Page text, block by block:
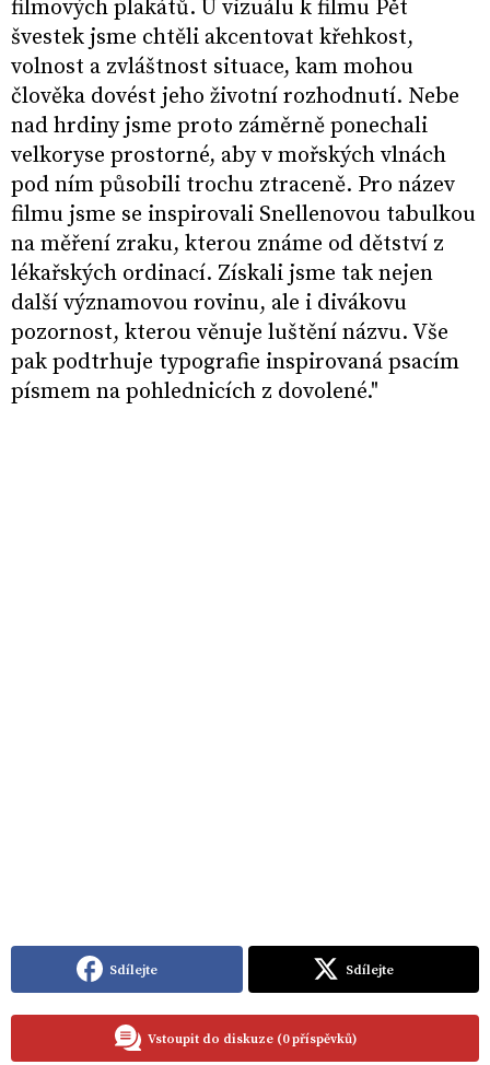
filmových plakátů. U vizuálu k filmu Pět
švestek jsme chtěli akcentovat křehkost,
volnost a zvláštnost situace, kam mohou
člověka dovést jeho životní rozhodnutí. Nebe
nad hrdiny jsme proto záměrně ponechali
velkoryse prostorné, aby v mořských vlnách
pod ním působili trochu ztraceně. Pro název
filmu jsme se inspirovali Snellenovou tabulkou
na měření zraku, kterou známe od dětství z
lékařských ordinací. Získali jsme tak nejen
další významovou rovinu, ale i divákovu
pozornost, kterou věnuje luštění názvu. Vše
pak podtrhuje typografie inspirovaná psacím
písmem na pohlednicích z dovolené."
Sdílejte Sdílejte
Vstoupit do diskuze (0 příspěvků)